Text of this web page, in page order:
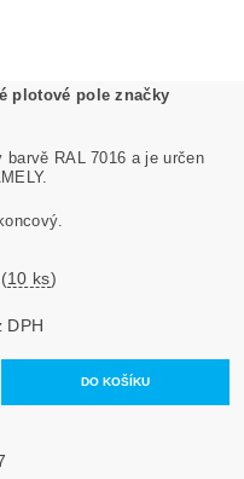
plotové pole značky
RAL 7016 a je určen
(10 ks)
DPH